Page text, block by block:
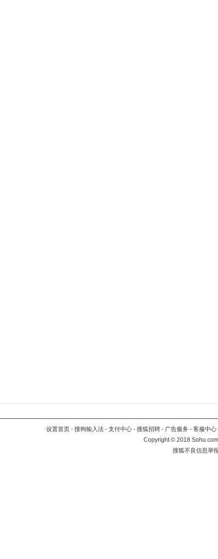
设置首页 - 搜狗输入法 - 支付中心 - 搜狐招聘 - 广告服务 - 客服中心
Copyright©2018
搜狐不良信息举